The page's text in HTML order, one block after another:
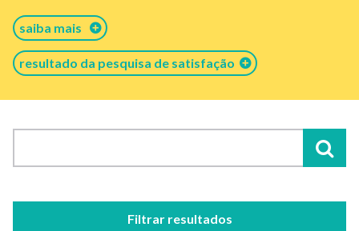
saiba mais
resultado da pesquisa de satisfação
Filtrar resultados